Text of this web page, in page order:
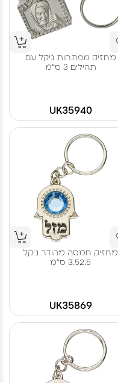
מחזיק מפתחות ניקל עם
תהילים 3 ס"מ
UK35940
מחזיק חמסה מהודר ניקל
3.52.5 ס"מ
UK35869